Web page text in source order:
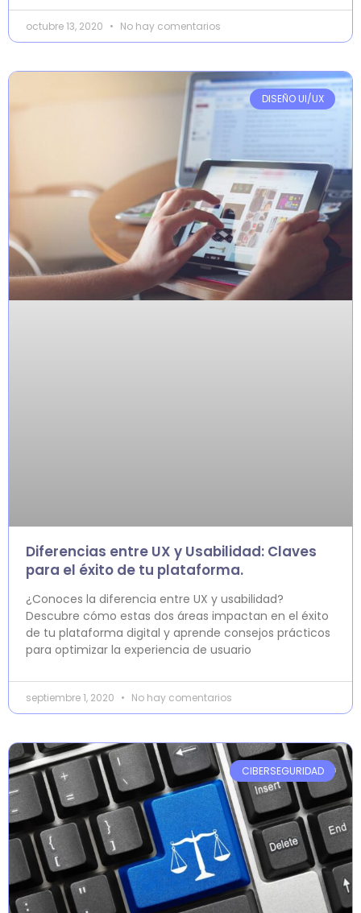
octubre 13, 2020 No hay comentarios
DISEÑO UI/UX
Diferencias entre UX y Usabilidad: Claves
para el éxito de tu plataforma.
¿Conoces la diferencia entre UX y usabilidad?
Descubre cómo estas dos áreas impactan en el éxito
de tu plataforma digital y aprende consejos prácticos
para optimizar la experiencia de usuario
septiembre 1, 2020 No hay comentarios
CIBERSEGURIDAD